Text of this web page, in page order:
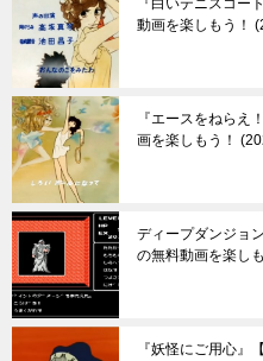
『白いテニスコー
動画を楽しもう！
『エースをねらえ
画を楽しもう！
ディープダンジョ
の無料動画を楽し
『妖怪にご用心』